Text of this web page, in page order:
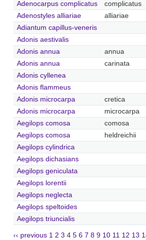
Adenocarpus complicatus
complicatus
Adenostyles alliariae
alliariae
Adiantum capillus-veneris
Adonis aestivalis
Adonis annua
annua
Adonis annua
carinata
Adonis cyllenea
Adonis flammeus
Adonis microcarpa
cretica
Adonis microcarpa
microcarpa
Aegilops comosa
comosa
Aegilops comosa
heldreichii
Aegilops cylindrica
Aegilops dichasians
Aegilops geniculata
Aegilops lorentii
Aegilops neglecta
Aegilops speltoides
Aegilops triuncialis
‹‹ previous 1 2 3 4 5 6 7 8 9 10 11 12 13